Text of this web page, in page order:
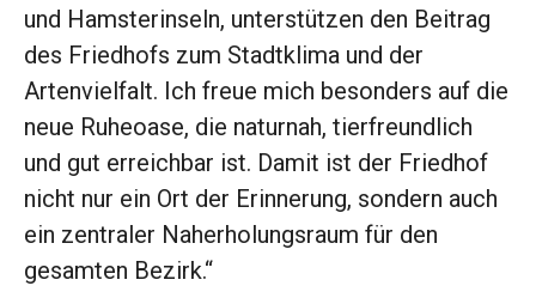
und Hamsterinseln, unterstützen den Beitrag
des Friedhofs zum Stadtklima und der
Artenvielfalt. Ich freue mich besonders auf die
neue Ruheoase, die naturnah, tierfreundlich
und gut erreichbar ist. Damit ist der Friedhof
nicht nur ein Ort der Erinnerung, sondern auch
ein zentraler Naherholungsraum für den
gesamten Bezirk.“